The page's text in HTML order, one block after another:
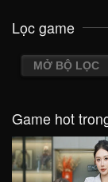
Lọc game
MỞ BỘ LỌC
Game hot